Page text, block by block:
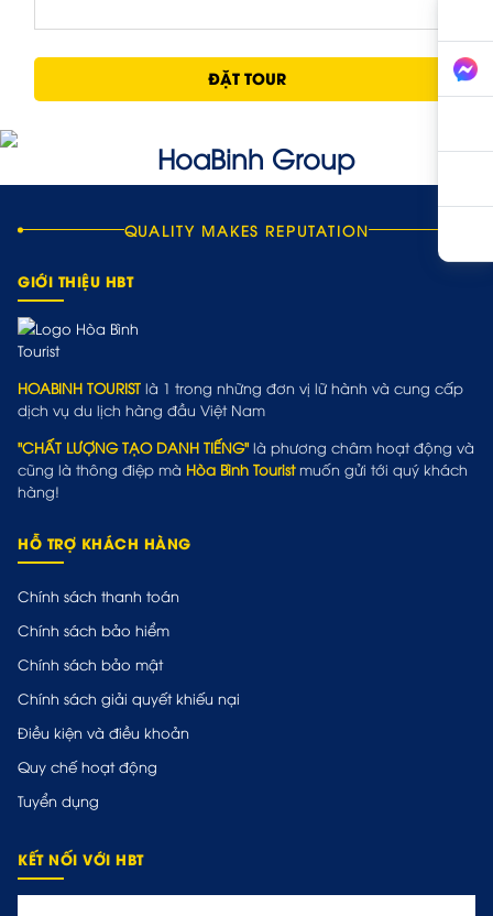
ĐẶT TOUR
QUALITY MAKES REPUTATION
GIỚI THIỆU HBT
HOABINH TOURIST là 1 trong những đơn vị lữ hành và cung cấp
dịch vụ du lịch hàng đầu Việt Nam
"CHẤT LƯỢNG TẠO DANH TIẾNG" là phương châm hoạt động và
cũng là thông điệp mà Hòa Bình Touristmuốn gửi tới quý khách
hàng!
HỖ TRỢ KHÁCH HÀNG
Chính sách thanh toán
Chính sách bảo hiểm
Chính sách bảo mật
Chính sách giải quyết khiếu nại
Điều kiện và điều khoản
Quy chế hoạt động
Tuyển dụng
KẾT NỐI VỚI HBT